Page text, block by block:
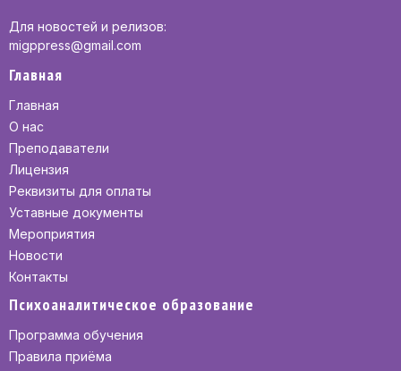
Для новостей и релизов:
migppress@gmail.com
Главная
Главная
О нас
Преподаватели
Лицензия
Реквизиты для оплаты
Уставные документы
Мероприятия
Новости
Контакты
Психоаналитическое образование
Программа обучения
Правила приёма